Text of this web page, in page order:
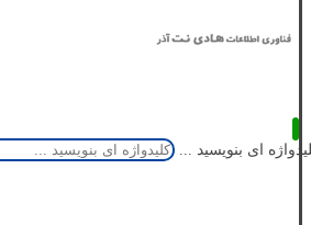
ای بنویسید ...